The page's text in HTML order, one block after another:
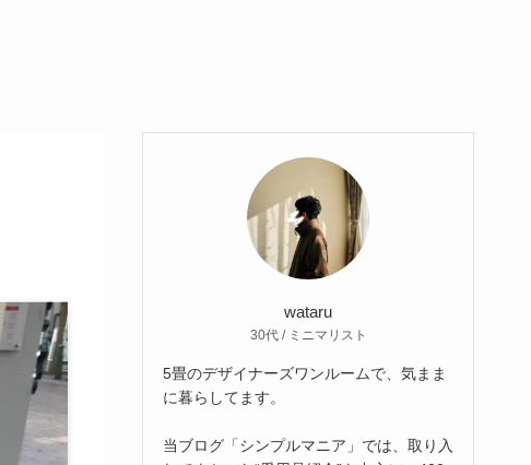
wataru
30代 / ミニマリスト
5畳のデザイナーズワンルームで、気まま
に暮らしてます。
当ブログ「シンプルマニア」では、取り入